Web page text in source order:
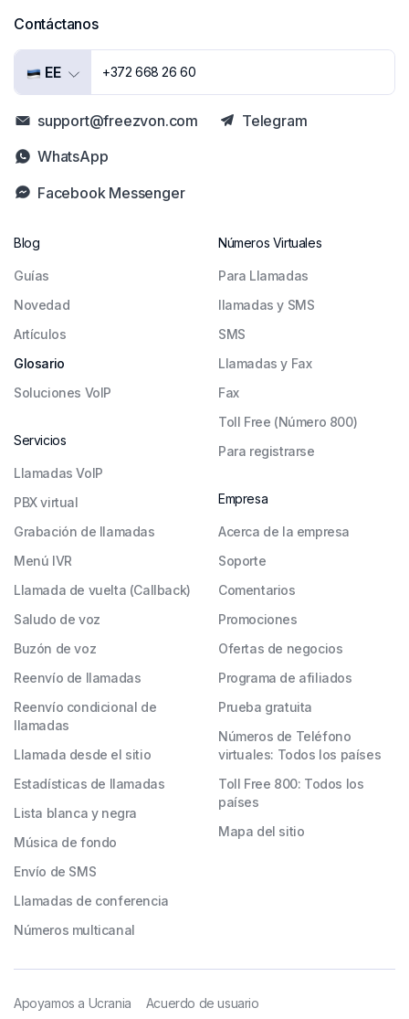
Contáctanos
EE +372 668 26 60
support@freezvon.com
Facebook Messenger
Telegram
WhatsApp
Blog
Guías
Novedad
Artículos
Glosario
Soluciones VoIP
Servicios
Llamadas VoIP
PBX virtual
Grabación de llamadas
Menú IVR
Llamada de vuelta (Callback)
Saludo de voz
Buzón de voz
Reenvío de llamadas
Reenvío condicional de
llamadas
Llamada desde el sitio
Estadísticas de llamadas
Lista blanca y negra
Música de fondo
Envío de SMS
Llamadas de conferencia
Números multicanal
Números Virtuales
Para Llamadas
llamadas y SMS
SMS
Llamadas y Fax
Fax
Toll Free (Número 800)
Para registrarse
Empresa
Acerca de la empresa
Soporte
Comentarios
Promociones
Ofertas de negocios
Programa de afiliados
Prueba gratuita
Números de Teléfono
virtuales: Todos los países
Toll Free 800: Todos los
países
Mapa del sitio
Apoyamos a Ucrania
Acuerdo de usuario